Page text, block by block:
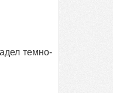
темно-